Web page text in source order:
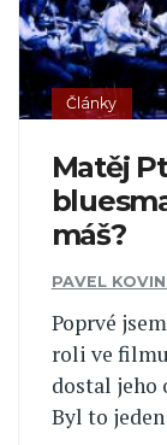
Články
Matěj
máš?
PAVEL
Poprvé
roli ve
dostal jeho
Byl to